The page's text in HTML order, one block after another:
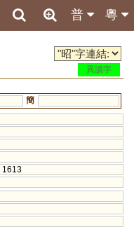
粵
普
異讀字
簡
1613